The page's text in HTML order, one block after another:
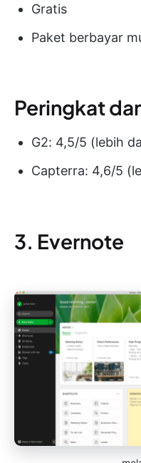
Gratis
Paket berbayar
Peringkat
G2: 4,5/5 (lebih
Capterra: 4,6/5
3. Evernote